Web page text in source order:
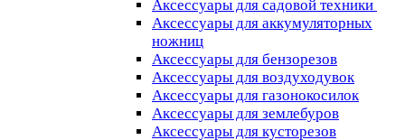
Аксессуары для садовой техники
Аксессуары для аккумуляторных
ножниц
Аксессуары для бензорезов
Аксессуары для воздуходувок
Аксессуары для газонокосилок
Аксессуары для землебуров
Аксессуары для кусторезов